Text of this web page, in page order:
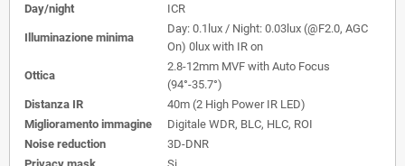
Day/night
ICR
Illuminazione minima
Day: 0.1lux / Night: 0.03lux (@F2.0, AGC
On) 0lux with IR on
Ottica
2.8-12mm MVF with Auto Focus
(94°-35.7°)
Distanza IR
40m (2 High Power IR LED)
Miglioramento immagine
Digitale WDR, BLC, HLC, ROI
Noise reduction
3D-DNR